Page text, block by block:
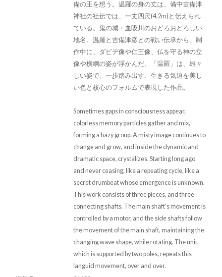
備の王を想う。温羅の身の丈は、備中吉備津
神社の社伝では、一丈四尺(4.2m)と伝えられ
ている。鬼の城・血吸川のおどろおどろしい
地名。温羅と吉備津彦との戦い伝承から、制
作中に、ダビデ像や仁王像、仏を守る神の立
像や横綱の姿が浮かんだ。「温羅」は、雄々
しい姿で、一歩踏み出す、生きる気迫を美し
い色と核心のフォルムで表現した作品。
Sometimes gaps in consciousness appear,
colorless memory particles gather and mix,
forming a hazy group. A misty image continues to
change and grow, and inside the dynamic and
dramatic space, crystalizes. Starting long ago
and never ceasing, like a repeating cycle, like a
secret drumbeat whose emergence is unknown.
This work consists of three pieces, and three
connecting shafts. The main shaft's movement is
controlled by a motor, and the side shafts follow
the movement of the main shaft, maintaining the
changing wave shape, while rotating. The unit,
which is supported by two poles, repeats this
languid movement, over and over.